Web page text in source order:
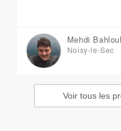
Mehdi Bahloul
Noisy-le-Sec
Voir tous les